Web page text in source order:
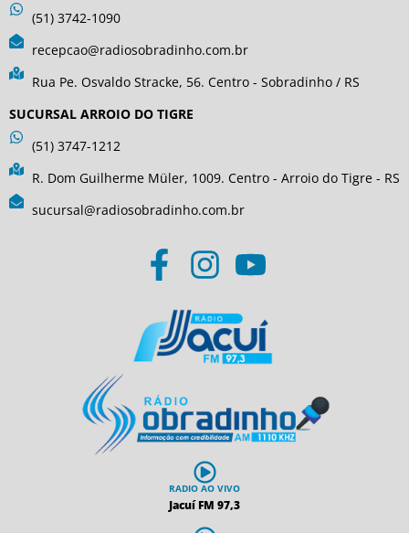
(51) 3742-1090
recepcao@radiosobradinho.com.br
Rua Pe. Osvaldo Stracke, 56. Centro - Sobradinho / RS
SUCURSAL ARROIO DO TIGRE
(51) 3747-1212
R. Dom Guilherme Müler, 1009. Centro - Arroio do Tigre - RS
sucursal@radiosobradinho.com.br
RADIO AO VIVO
Jacuí FM 97,3